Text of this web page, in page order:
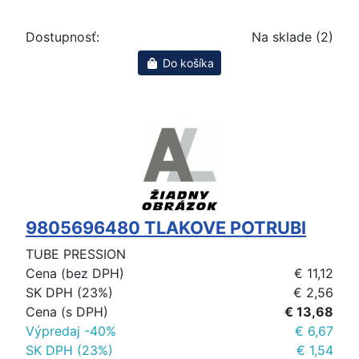
Dostupnosť: Na sklade (2)
Do košíka
9805696480 TLAKOVE POTRUBI
TUBE PRESSION
Cena (bez DPH)
€ 11,12
SK DPH (23%)
€ 2,56
Cena (s DPH)
€ 13,68
Výpredaj -40%
€ 6,67
SK DPH (23%)
€ 1,54